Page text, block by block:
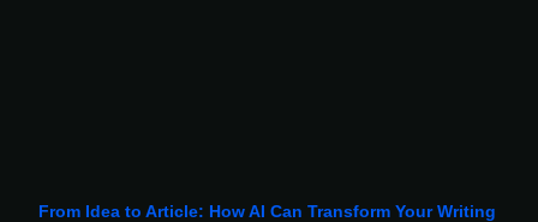
From Idea to Article: How AI Can Transform Your Writing